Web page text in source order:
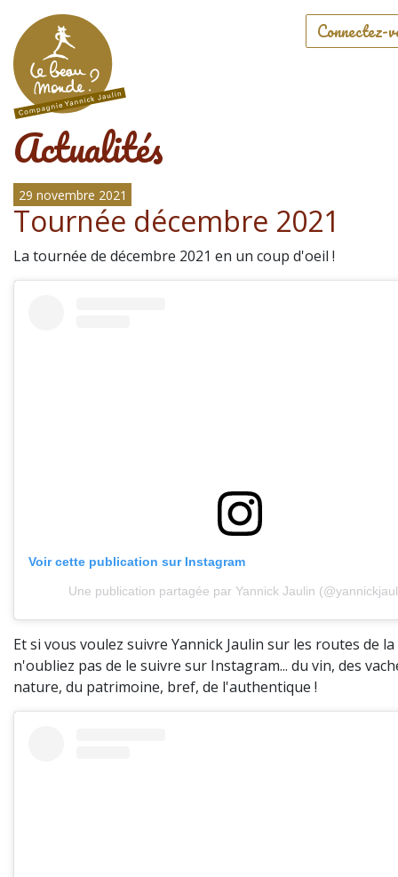
Connectez-
Actualités
29 novembre 2021
Tournée décembre 2021
La tournée de décembre 2021 en un coup d'oeil !
Voir cette publication sur Instagram
Une publication partagée par Yannick Jaulin
Et si vous voulez suivre Yannick Jaulin sur les routes de
n'oubliez pas de le suivre sur Instagram... du vin, des
nature, du patrimoine, bref, de l'authentique !